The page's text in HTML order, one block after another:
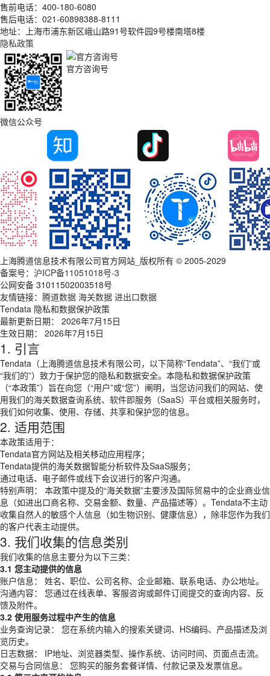
售前电话：400-180-6080
售后电话：021-60898388-8111
地址：上海市浦东新区峨山路91号软件园9号楼南塔8楼
隐私政策
微信公众号
官方咨询号
上海腾道信息技术有限公司官方网站_版权所有 © 2005-2029
备案号： 沪ICP备11051018号-3
公网安备 31011502003518号
友情链接： 腾道数据 海关数据 进出口数据
Tendata 隐私和数据保护政策
最新更新日期： 2026年7月15日
生效日期： 2026年7月15日
1. 引言
Tendata（上海腾道信息技术有限公司，以下简称“Tendata”、“我们”或
“我们的”）致力于保护您的隐私和数据安全。本隐私和数据保护政策
（“本政策”）旨在向您（“用户”或“您”）阐明，当您访问我们的网站、使
用我们的海关数据查询系统、软件即服务（SaaS）平台或相关服务时，
我们如何收集、使用、存储、共享和保护您的信息。
2. 适用范围
本政策适用于：
Tendata官方网站及相关移动应用程序；
Tendata提供的海关数据智能分析软件及SaaS服务；
通过电话、电子邮件或线下会议进行的客户沟通。
特别声明： 本政策中提及的“海关数据”主要涉及国际贸易中的企业商业信
息（如进出口商名称、交易金额、数量、产品描述等）。Tendata不主动
收集自然人的敏感个人信息（如生物识别、健康信息），除非您作为我们
的客户代表主动提供。
3. 我们收集的信息类别
我们收集的信息主要分为以下三类：
3.1 您主动提供的信息
账户信息： 姓名、职位、公司名称、企业邮箱、联系电话、办公地址。
沟通内容： 您通过在线表单、客服咨询或邮件订阅提交的查询内容、反
馈及附件。
3.2 使用服务过程中产生的信息
业务查询记录： 您在系统内输入的搜索关键词、HS编码、产品描述及浏
览历史。
日志数据： IP地址、浏览器类型、操作系统、访问时间、页面点击流。
交易与合同信息： 您购买的服务套餐详情、付款记录及发票信息。